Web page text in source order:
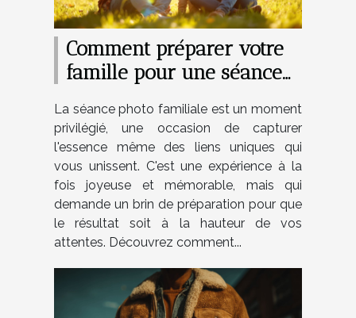
Comment préparer votre
famille pour une séance
La séance photo familiale est un moment
privilégié, une occasion de capturer
l'essence même des liens uniques qui
vous unissent. C'est une expérience à la
fois joyeuse et mémorable, mais qui
demande un brin de préparation pour que
le résultat soit à la hauteur de vos
attentes. Découvrez comment...